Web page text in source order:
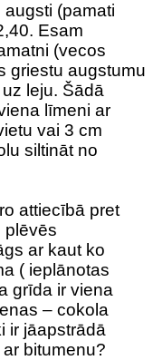
(pamati
Esam
(vecos
griestu augstumu
leju. Šādā
līmeni ar
vai 3 cm
siltināt no
attiecībā pret
plēvēs
ar kaut ko
( ieplānotas
grīda ir viena
– cokola
ir jāapstrādā
bitumenu?